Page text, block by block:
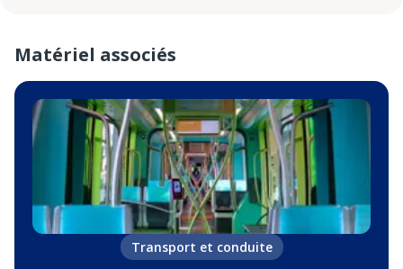
Matériel associés
Transport et conduite